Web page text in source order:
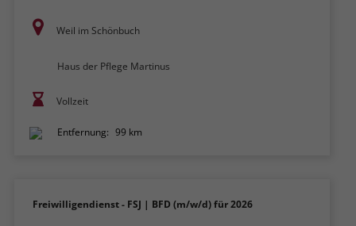
Weil im Schönbuch
Haus der Pflege Martinus
Vollzeit
Entfernung: 99 km
Freiwilligendienst - FSJ | BFD (m/w/d) für 2026